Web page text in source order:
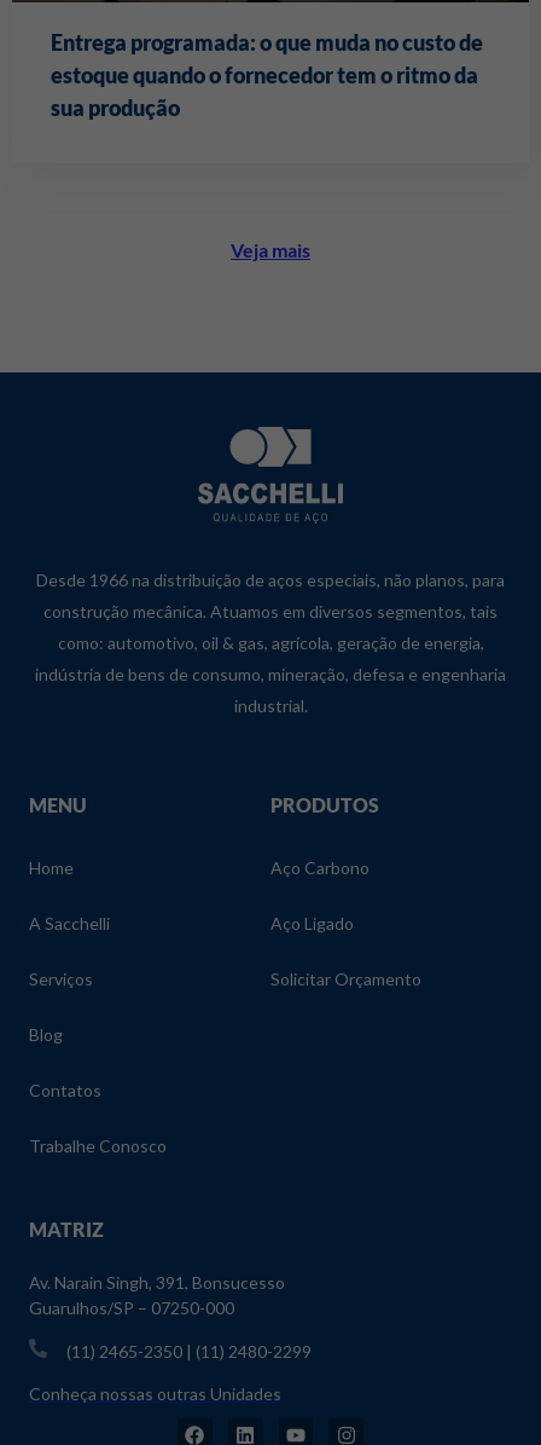
Entrega programada: o que muda no custo de
estoque quando o fornecedor tem o ritmo da
sua produção
Veja mais
Desde 1966 na distribuição de aços especiais, não planos, para
construção mecânica. Atuamos em diversos segmentos, tais
como: automotivo, oil & gas, agrícola, geração de energia,
indústria de bens de consumo, mineração, defesa e engenharia
industrial.
MENU
Home
A Sacchelli
Serviços
Blog
Contatos
Trabalhe Conosco
PRODUTOS
Aço Carbono
Aço Ligado
Solicitar Orçamento
MATRIZ
Av. Narain Singh, 391, Bonsucesso
Guarulhos/SP – 07250-000
(11) 2465-2350 | (11) 2480-2299
Conheça nossas outras Unidades